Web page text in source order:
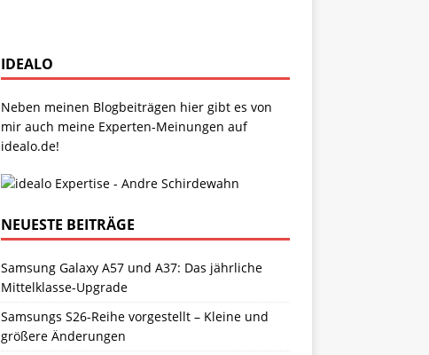
IDEALO
Neben meinen Blogbeiträgen hier gibt es von
mir auch meine Experten-Meinungen auf
idealo.de!
NEUESTE BEITRÄGE
Samsung Galaxy A57 und A37: Das jährliche
Mittelklasse-Upgrade
Samsungs S26-Reihe vorgestellt – Kleine und
größere Änderungen